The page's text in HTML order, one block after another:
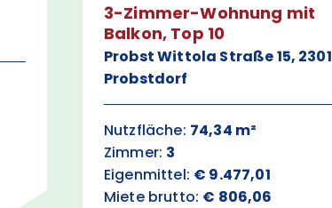
3-Zimmer-Wohnung mit
Balkon, Top 10
Probst Wittola Straße 15, 2301
Probstdorf
Nutzfläche: 74,34 m²
Zimmer: 3
Eigenmittel: € 9.477,01
Miete brutto: € 806,06